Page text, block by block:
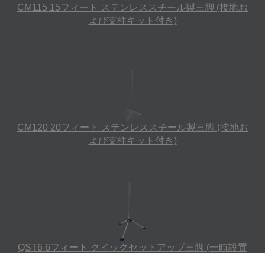
CM115 15フィート ステンレススチール製三脚 (接地お
よび支柱キット付き)
CM120 20フィート ステンレススチール製三脚 (接地お
よび支柱キット付き)
QST6 6フィート クイックセットアップ三脚 (一時設置